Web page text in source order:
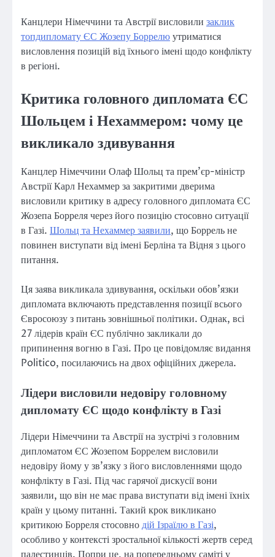
Канцлери Німеччини та Австрії висловили заклик
топдипломату ЄС Жозепу Боррелюутриматися
висловлення позицій від їхнього імені щодо конфлікту
в регіоні.
Критика головного дипломата ЄС
Шольцем і Нехаммером: чому це
викликало здивування
Канцлер Німеччини Олаф Шольц та прем’єр-міністр
Австрії Карл Нехаммер за закритими дверима
висловили критику в адресу головного дипломата ЄС
Жозепа Борреля через його позицію стосовно ситуації
в Газі. Шольц та Нехаммер заявили, що Боррель не
повинен виступати від імені Берліна та Відня з цього
питання.
Ця заява викликала здивування, оскільки обов’язки
дипломата включають представлення позиції всього
Євросоюзу з питань зовнішньої політики. Однак, всі
27 лідерів країн ЄС публічно закликали до
припинення вогню в Газі. Про це повідомляє видання
Politico, посилаючись на двох офіційних джерела.
Лідери висловили недовіру головному
дипломату ЄС щодо конфлікту в Газі
Лідери Німеччини та Австрії на зустрічі з головним
дипломатом ЄС Жозепом Боррелем висловили
недовіру йому у зв’язку з його висловленнями щодо
конфлікту в Газі. Під час гарячої дискусії вони
заявили, що він не має права виступати від імені їхніх
країн у цьому питанні. Такий крок викликано
критикою Борреля стосовнодій Ізраїлю в Газі,
особливо у контексті зростальної кількості жертв серед